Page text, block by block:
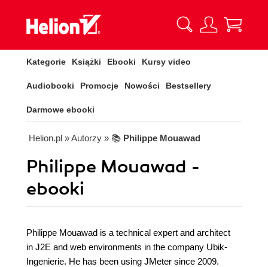
Kategorie Książki Ebooki Kursy video
Audiobooki Promocje Nowości Bestsellery
Darmowe ebooki
Helion.pl » Autorzy » 📚 Philippe Mouawad
Philippe Mouawad -
ebooki
Philippe Mouawad is a technical expert and architect
in J2E and web environments in the company Ubik-
Ingenierie. He has been using JMeter since 2009.